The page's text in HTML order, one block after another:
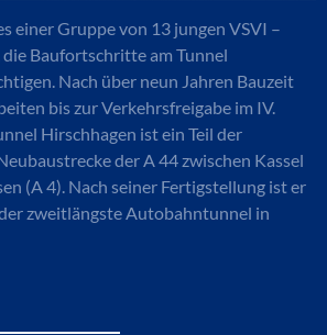
einer Gruppe von 13 jungen VSVI –
Baufortschritte am Tunnel
Nach über neun Jahren Bauzeit
bis zur Verkehrsfreigabe im IV.
Hirschhagen ist ein Teil der
der A 44 zwischen Kassel
(A 4). Nach seiner Fertigstellung ist er
zweitlängste Autobahntunnel in